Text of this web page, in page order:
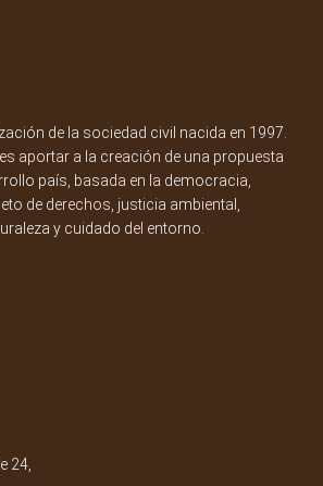
de la sociedad civil nacida en 1997.
aportar a la creación de una propuesta
país, basada en la democracia,
de derechos, justicia ambiental,
y cuidado del entorno.
24,